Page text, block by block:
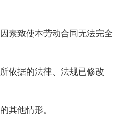
素致使本劳动合同无法完全
依据的法律、法规已修改
其他情形。